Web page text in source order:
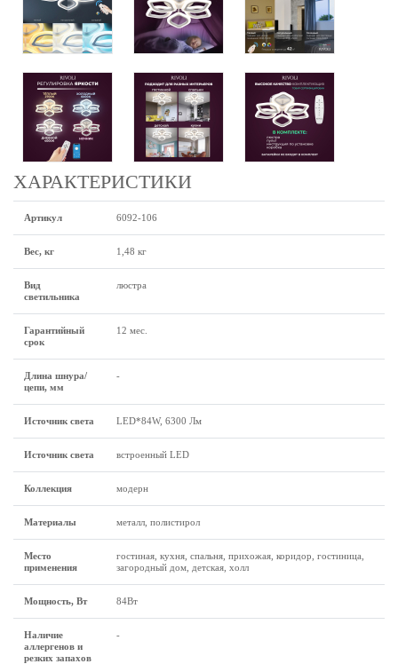
ХАРАКТЕРИСТИКИ
Артикул 6092-106
Вес, кг 1,48 кг
Вид
светильника
люстра
Гарантийный
срок
12 мес.
Длина шнура/
цепи, мм
-
Источник светa LED*84W, 6300 Лм
Источник света встроенный LED
Коллекция модерн
Материалы металл, полистирол
Место
применения
гостиная, кухня, спальня, прихожая, коридор, гостиница,
загородный дом, детская, холл
Мощность, Вт 84Вт
Наличие
аллергенов и
резких запахов
-